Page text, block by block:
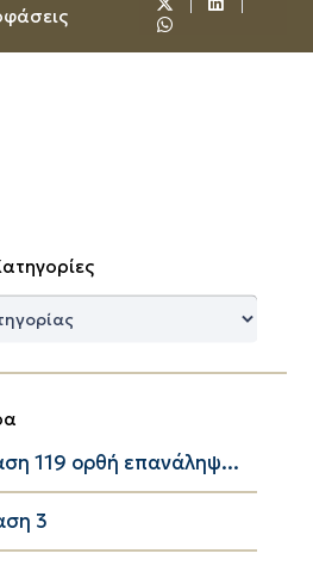
119 ορθή επανάληψ...
3